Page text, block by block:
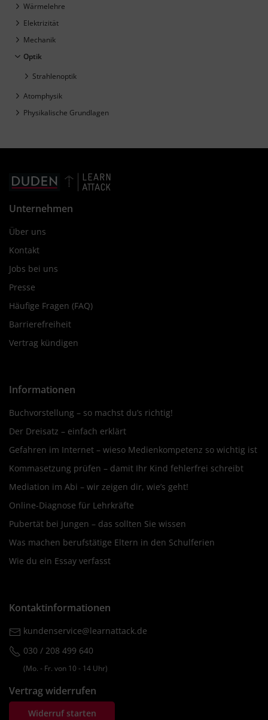
Wärmelehre
Elektrizität
Mechanik
Optik
Strahlenoptik
Atomphysik
Physikalische Grundlagen
Unternehmen
Über uns
Kontakt
Jobs bei uns
Presse
Häufige Fragen (FAQ)
Barrierefreiheit
Vertrag kündigen
Informationen
Buchvorstellung – so machst du’s richtig!
Der Dreisatz – einfach erklärt
Gefahren im Internet – wieso Medienkompetenz so wichtig ist
Kommasetzung prüfen – damit Ihr Kind fehlerfrei schreibt
Mediation im Abi – wir zeigen dir, wie’s geht!
Online-Diagnose für Lehrkräfte
Pubertät bei Jungen – das sollten Sie wissen
Was machen berufstätige Eltern in den Schulferien
Wie du ein Essay verfasst
Kontaktinformationen
kundenservice@learnattack.de
030 / 208 499 640
(Mo. ‐ Fr. von 10 ‐ 14 Uhr)
Vertrag widerrufen
Widerruf starten